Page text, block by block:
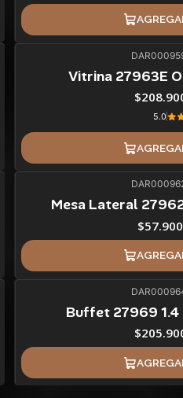
Vitrina 27963E
5.0
Mesa Lateral
$57.900
Buffet 27969 1.4